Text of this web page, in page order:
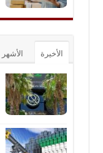
الأخيرة الأشهر